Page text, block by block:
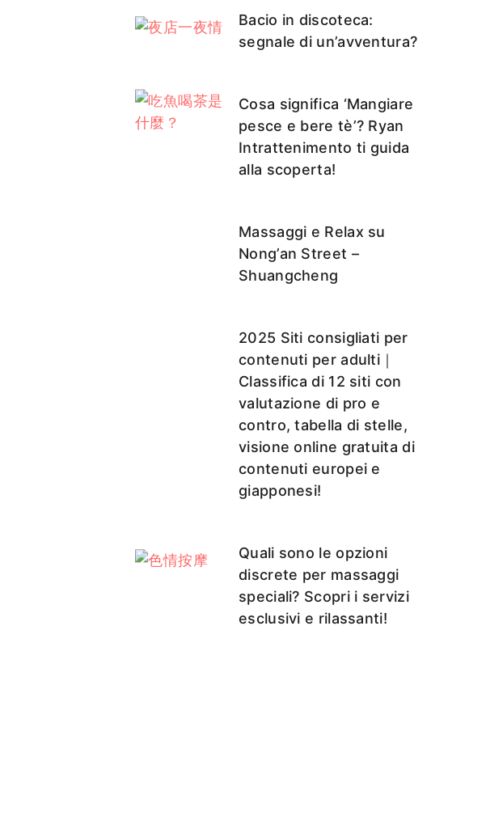
Bacio in discoteca:
segnale di un’avventura?
Cosa significa ‘Mangiare
pesce e bere tè’? Ryan
Intrattenimento ti guida
alla scoperta!
Massaggi e Relax su
Nong’an Street –
Shuangcheng
2025 Siti consigliati per
contenuti per adulti｜
Classifica di 12 siti con
valutazione di pro e
contro, tabella di stelle,
visione online gratuita di
contenuti europei e
giapponesi!
Quali sono le opzioni
discrete per massaggi
speciali? Scopri i servizi
esclusivi e rilassanti!